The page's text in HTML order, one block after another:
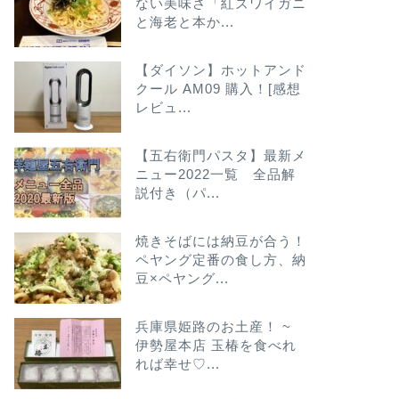
と海老と本か...
【ダイソン】ホットアンド
クール AM09 購入！[感想
レビュ...
【五右衛門パスタ】最新メ
ニュー2022一覧 全品解
説付き（パ...
焼きそばには納豆が合う！
ペヤング定番の食し方、納
豆×ペヤング...
兵庫県姫路のお土産！ ~
伊勢屋本店 玉椿を食べれ
れば幸せ♡...